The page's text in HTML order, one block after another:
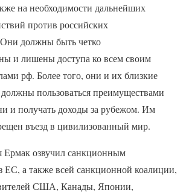
на необходимости дальнейших
против российских
должны быть четко
и лишены доступа ко всем своим
рф. Более того, они и их близкие
пользоваться преимуществами
и получать доходы за рубежом. Им
въезд в цивилизованный мир.
Ермак озвучил санкционным
ЕС, а также всей санкционной коалиции,
США, Канады, Японии,